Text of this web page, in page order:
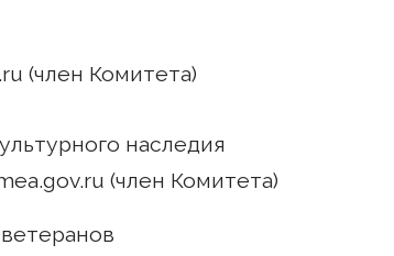
(член Комитета)
наследия
(член Комитета)